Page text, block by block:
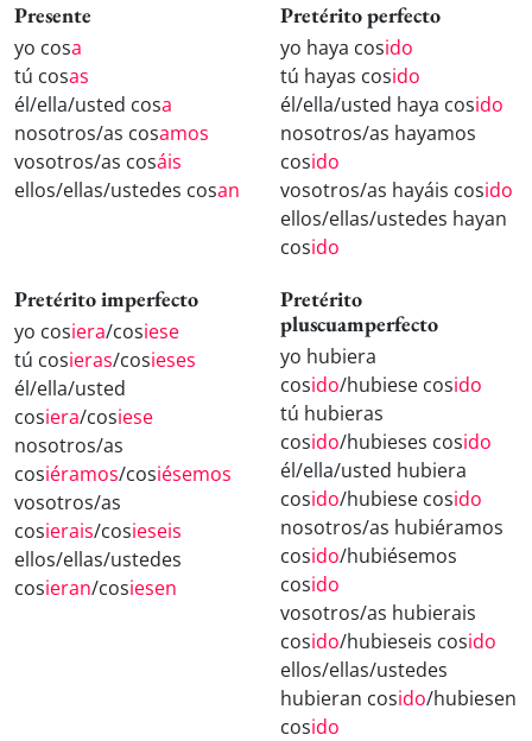
Presente
yo cosa
tú cosas
él/ella/usted cosa
nosotros/as cosamos
vosotros/as cosáis
ellos/ellas/ustedes cosan
Pretérito perfecto
yo haya cosido
tú hayas cosido
él/ella/usted haya cosido
nosotros/as hayamos
cosido
vosotros/as hayáis cosido
ellos/ellas/ustedes hayan
cosido
Pretérito imperfecto
yo cosiera/cosiese
tú cosieras/cosieses
él/ella/usted
cosiera/cosiese
nosotros/as
cosiéramos/cosiésemos
vosotros/as
cosierais/cosieseis
ellos/ellas/ustedes
cosieran/cosiesen
Pretérito
pluscuamperfecto
yo hubiera
cosido/hubiese cosido
tú hubieras
cosido/hubieses cosido
él/ella/usted hubiera
cosido/hubiese cosido
nosotros/as hubiéramos
cosido/hubiésemos
cosido
vosotros/as hubierais
cosido/hubieseis cosido
ellos/ellas/ustedes
hubieran cosido/hubiesen
cosido